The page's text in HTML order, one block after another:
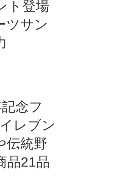
ト登場
ツサン
念フ
レブン
統野
品21品